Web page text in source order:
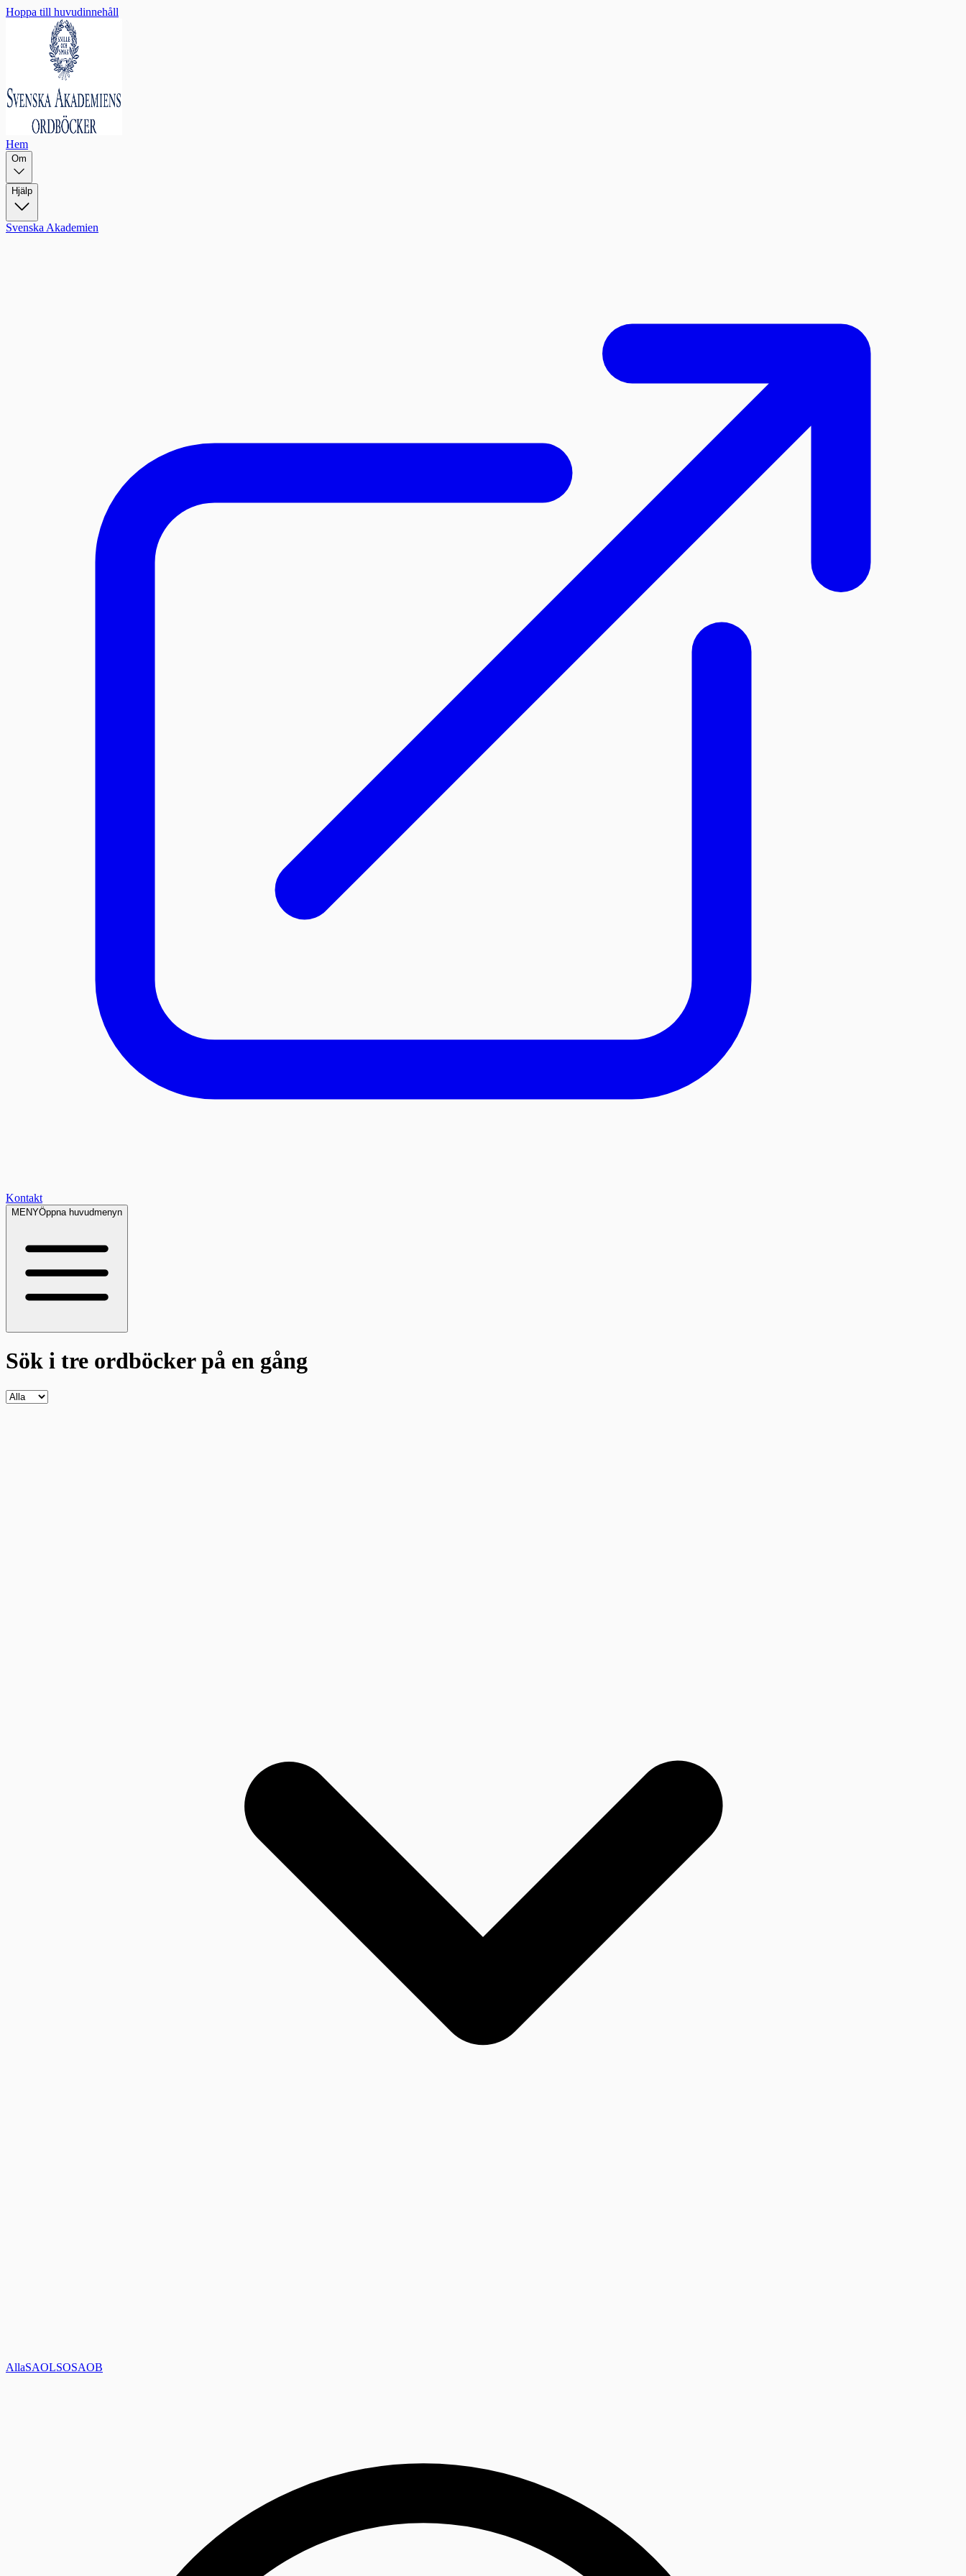
Hoppa till huvudinnehåll
Hem
Om
Hjälp
Svenska Akademien
Kontakt
MENYÖppna huvudmenyn
Sök i tre ordböckerpå en gång
AllaSAOLSOSAOB